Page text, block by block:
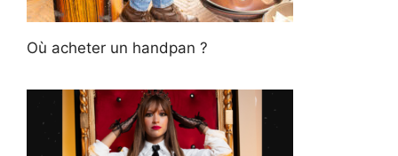
Où acheter un handpan ?